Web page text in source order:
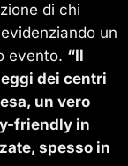
di chi
un
evento. “Il
dei centri
un vero
friendly in
spesso in